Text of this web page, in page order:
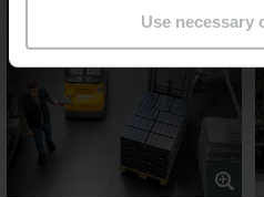
Use necessary